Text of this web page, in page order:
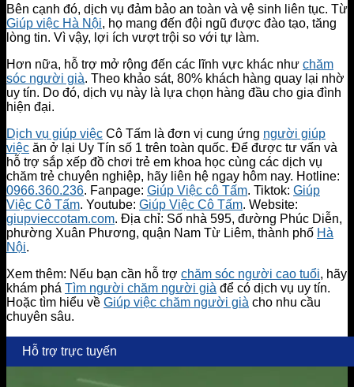
Bên cạnh đó, dịch vụ đảm bảo an toàn và vệ sinh liên tục. Từ
Giúp việc Hà Nội, họ mang đến đội ngũ được đào tạo, tăng
lòng tin. Vì vậy, lợi ích vượt trội so với tự làm.
Hơn nữa, hỗ trợ mở rộng đến các lĩnh vực khác như chăm
sóc người già. Theo khảo sát, 80% khách hàng quay lại nhờ
uy tín. Do đó, dịch vụ này là lựa chọn hàng đầu cho gia đình
hiện đại.
Dịch vụ giúp việc Cô Tấm là đơn vị cung ứng người giúp
việc ăn ở lại Uy Tín số 1 trên toàn quốc. Để được tư vấn và
hỗ trợ sắp xếp đồ chơi trẻ em khoa học cùng các dịch vụ
chăm trẻ chuyên nghiệp, hãy liên hệ ngay hôm nay. Hotline:
0966.360.236. Fanpage: Giúp Việc cô Tấm. Tiktok: Giúp
Việc Cô Tấm. Youtube: Giúp Việc Cô Tấm. Website:
giupvieccotam.com. Địa chỉ: Số nhà 595, đường Phúc Diễn,
phường Xuân Phương, quận Nam Từ Liêm, thành phố Hà
Nội.
Xem thêm: Nếu bạn cần hỗ trợ chăm sóc người cao tuổi, hãy
khám phá Tìm người chăm người già để có dịch vụ uy tín.
Hoặc tìm hiểu về Giúp việc chăm người già cho nhu cầu
chuyên sâu.
Hỗ trợ trực tuyến